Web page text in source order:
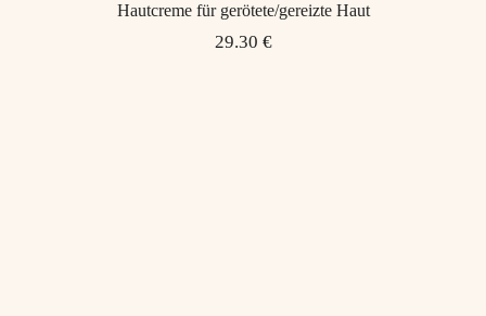
Hautcreme für gerötete/gereizte Haut
29.30 €